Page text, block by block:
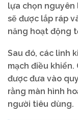
lựa chọn nguyên
sẽ được lắp ráp
năng hoạt động
Sau đó, các linh
mạch điều
được đưa vào
rằng màn hình
người tiêu dùng.